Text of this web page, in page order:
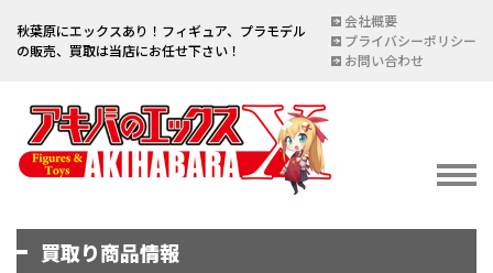
秋葉原にエックスあり！フィギュア、プラモデル
の販売、買取は当店にお任せ下さい！
会社概要
プライバシーポリシー
お問い合わせ
イベント情報
買取り商品情報